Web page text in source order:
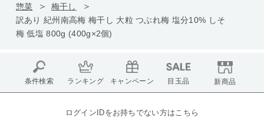
惣菜
梅干し
訳あり 紀州南高梅 梅干し 大粒 つぶれ梅 塩分10% しそ
梅 低塩 800g (400g×2個)
条件検索 ランキング キャンペーン 目玉品 新商品
ログインIDをお持ちでない方はこちら